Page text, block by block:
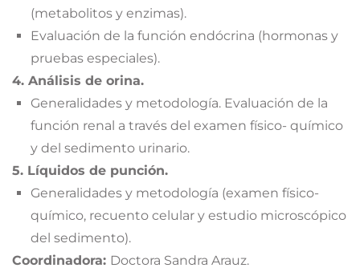
(metabolitos y enzimas).
Evaluación de la función endócrina (hormonas y
pruebas especiales).
4. Análisis de orina.
Generalidades y metodología. Evaluación de la
función renal a través del examen físico- químico
y del sedimento urinario.
5. Líquidos de punción.
Generalidades y metodología (examen físico-
químico, recuento celular y estudio microscópico
del sedimento).
Coordinadora: Doctora Sandra Arauz.